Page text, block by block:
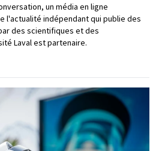
un média en ligne
l'actualité indépendant qui publie des
des scientifiques et des
Laval est partenaire.